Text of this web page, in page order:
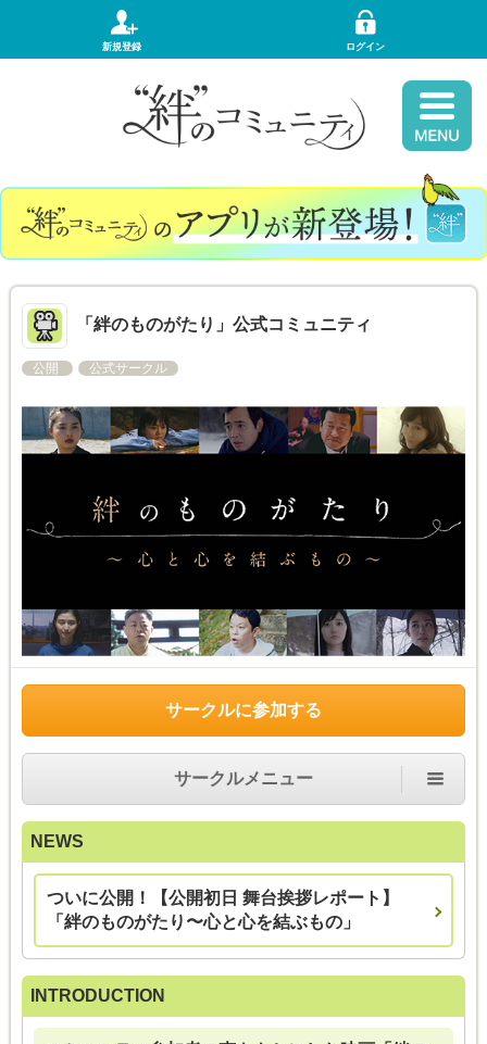
新規登録 ログイン
「絆のものがたり」公式コミュニティ
公開 公式サークル
サークルに参加する
サークルメニュー
NEWS
ついに公開！【公開初日 舞台挨拶レポート】
「絆のものがたり〜心と心を結ぶもの」
INTRODUCTION